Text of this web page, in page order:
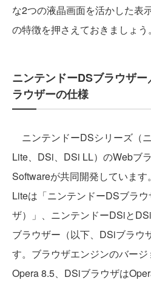
な2つの液晶画面を活かした表
の特徴を押さえておきましょう。
ニンテンドーDSブラウザ
ラウザーの仕様
ニンテンドーDSシリーズ（
Lite、DSi、DSi LL）のWebブ
Softwareが共同開発していま
Liteは「ニンテンドーDSブラ
ザ）」、ニンテンドーDSiと
ブラウザー（以下、DSiブラウ
す。ブラウザエンジンのバー
Opera 8.5、DSiブラウザは